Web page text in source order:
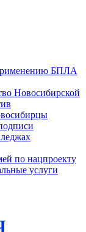
БПЛА
Новосибирской
по нацпроекту
услуги